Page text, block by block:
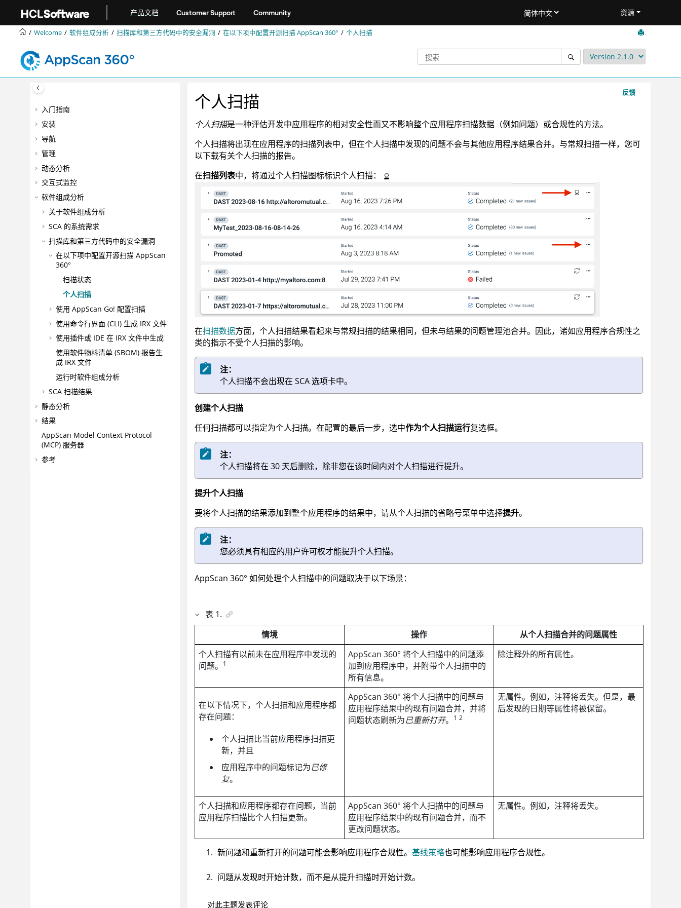
产品文档 Customer Support Community 资源
Welcome 软件组成分析 扫描库和第三方代码中的安全漏洞 在以下项中配置开源扫描 AppScan 360° 个人扫描
入门指南
安装
导航
管理
动态分析
交互式监控
软件组成分析
关于软件组成分析
SCA 的系统需求
扫描库和第三方代码中的安全漏洞
在以下项中配置开源扫描 AppScan
360°
扫描状态
个人扫描
使用 AppScan Go! 配置扫描
使用命令行界面 (CLI) 生成 IRX 文件
使用插件或 IDE 在 IRX 文件中生成
使用软件物料清单 (SBOM) 报告生
成 IRX 文件
运行时软件组成分析
SCA 扫描结果
静态分析
结果
AppScan Model Context Protocol
(MCP) 服务器
参考
反馈
个人扫描
个人扫描是一种评估开发中应用程序的相对安全性而又不影响整个应用程序扫描数据（例如问题）或合规性的方法。
个人扫描将出现在应用程序的扫描列表中，但在个人扫描中发现的问题不会与其他应用程序结果合并。与常规扫描一样，您可
以下载有关个人扫描的报告。
在扫描列表中，将通过个人扫描图标标识个人扫描：
在扫描数据方面，个人扫描结果看起来与常规扫描的结果相同，但未与结果的问题管理池合并。因此，诸如应用程序合规性之
类的指示不受个人扫描的影响。
注：
个人扫描不会出现在 SCA 选项卡中。
创建个人扫描
任何扫描都可以指定为个人扫描。在配置的最后一步，选中作为个人扫描运行复选框。
注：
个人扫描将在 30 天后删除，除非您在该时间内对个人扫描进行提升。
提升个人扫描
要将个人扫描的结果添加到整个应用程序的结果中，请从个人扫描的省略号菜单中选择提升。
注：
您必须具有相应的用户许可权才能提升个人扫描。
AppScan 360° 如何处理个人扫描中的问题取决于以下场景：
表 1.
情境
操作
从个人扫描合并的问题属性
个人扫描有以前未在应用程序中发现的
问题。
1
AppScan 360° 将个人扫描中的问题添
加到应用程序中，并附带个人扫描中的
所有信息。
除注释外的所有属性。
在以下情况下，个人扫描和应用程序都
存在问题：
个人扫描比当前应用程序扫描更
新，并且
应用程序中的问题标记为已修
复。
AppScan 360° 将个人扫描中的问题与
应用程序结果中的现有问题合并，并将
问题状态刷新为已重新打开。 1 2
无属性。例如，注释将丢失。但是，最
后发现的日期等属性将被保留。
个人扫描和应用程序都存在问题，当前
应用程序扫描比个人扫描更新。
AppScan 360° 将个人扫描中的问题与
应用程序结果中的现有问题合并，而不
更改问题状态。
无属性。例如，注释将丢失。
新问题和重新打开的问题可能会影响应用程序合规性。 基线策略也可能影响应用程序合规性。
问题从发现时开始计数，而不是从提升扫描时开始计数。
对此主题发表评论